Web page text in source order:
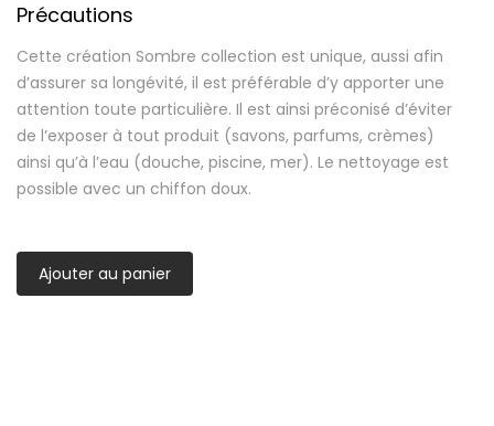
Précautions
Cette création Sombre collection est unique, aussi afin
d’assurer sa longévité, il est préférable d’y apporter une
attention toute particulière. Il est ainsi préconisé d’éviter
de l’exposer à tout produit (savons, parfums, crèmes)
ainsi qu’à l’eau (douche, piscine, mer). Le nettoyage est
possible avec un chiffon doux.
Ajouter au panier